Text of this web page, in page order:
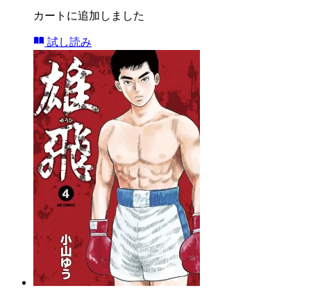
カートに追加しました
試し読み